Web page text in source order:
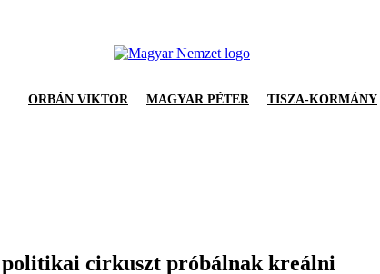
ORBÁN VIKTOR MAGYAR PÉTER TISZA-KORMÁNY
politikai cirkuszt próbálnak kreálni